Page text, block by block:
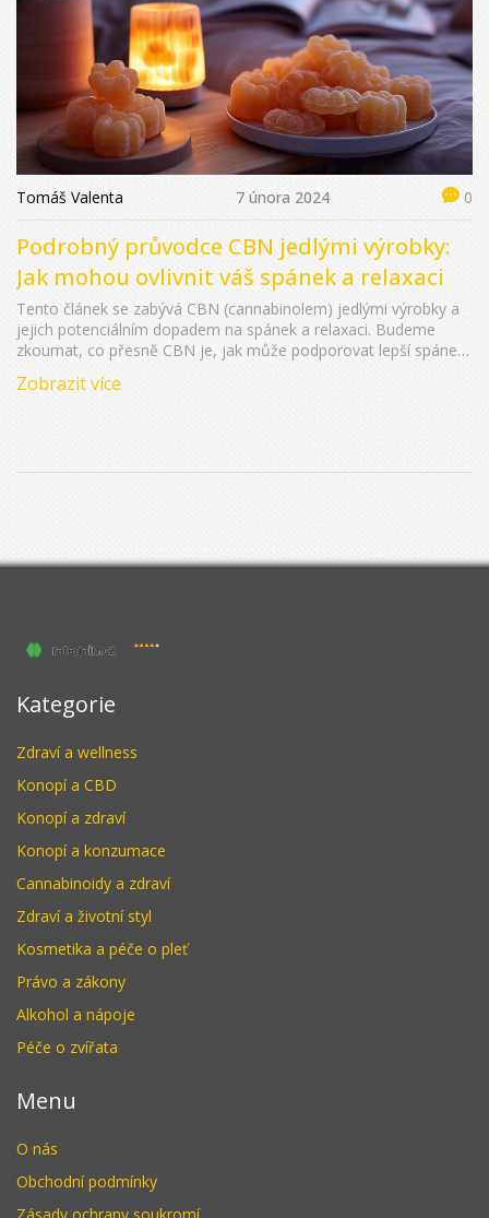
Tomáš Valenta 7 února 2024 0
Podrobný průvodce CBN jedlými výrobky:
Jak mohou ovlivnit váš spánek a relaxaci
Tento článek se zabývá CBN (cannabinolem) jedlými výrobky a
jejich potenciálním dopadem na spánek a relaxaci. Budeme
zkoumat, co přesně CBN je, jak může podporovat lepší spánek,
poskytneme tipy, jak CBN jedlé bezpečně začlenit do vašeho
Zobrazit více
Kategorie
Zdraví a wellness
Konopí a CBD
Konopí a zdraví
Konopí a konzumace
Cannabinoidy a zdraví
Zdraví a životní styl
Kosmetika a péče o pleť
Právo a zákony
Alkohol a nápoje
Péče o zvířata
Menu
O nás
Obchodní podmínky